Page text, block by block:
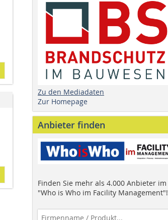
Zu den Mediadaten
Zur Homepage
Anbieter finden
Finden Sie mehr als 4.000 Anbieter im
"Who is Who im Facility Management"!